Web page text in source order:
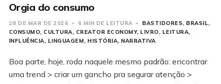
Orgia do consumo
28 DE MAR DE 2026 6 MIN DE LEITURA BASTIDORES
BRASIL
CONSUMO CULTURA CREATOR ECONOMY LIVRO
LEITURA
INFLUÊNCIA
LINGUAGEM HISTÓRIA NARRATIVA
Boa parte, hoje, roda naquele mesmo padrão: encontrar
uma trend > criar um gancho pra segurar atenção >